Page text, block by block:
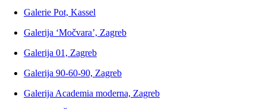
Galerie Pot, Kassel
Galerija ‘Močvara’, Zagreb
Galerija 01, Zagreb
Galerija 90-60-90, Zagreb
Galerija Academia moderna, Zagreb